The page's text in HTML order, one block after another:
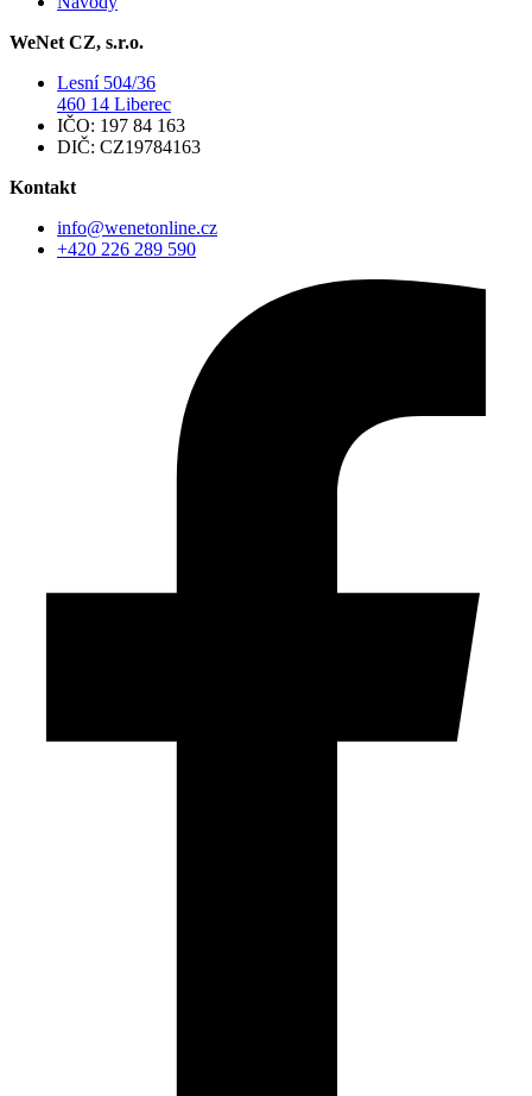
WeNet CZ, s.r.o.
Lesní 504/36
460 14 Liberec
IČO: 197 84 163
DIČ: CZ19784163
Kontakt
info@wenetonline.cz
+420 226 289 590